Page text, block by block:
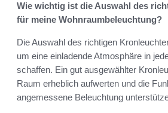
Wie wichtig ist die Auswahl des
für meine Wohnraumbeleuchtung?
Die Auswahl des richtigen
um eine einladende Atmosphäre in
schaffen. Ein gut ausgewählter
Raum erheblich aufwerten und die
angemessene Beleuchtung